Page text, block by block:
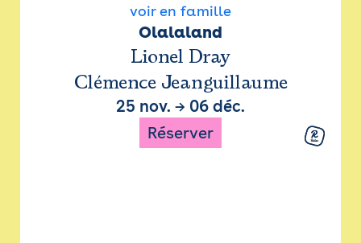
voir en famille
Olalaland
Lionel Dray
Clémence Jeanguillaume
25 nov. → 06 déc.
Réserver